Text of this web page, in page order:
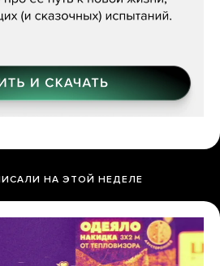
НА ЭТОЙ НЕДЕЛЕ